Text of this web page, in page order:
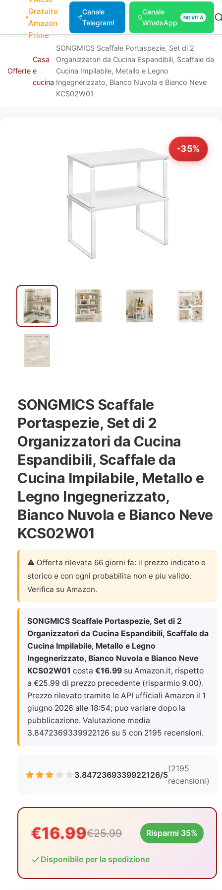
Gratuito
Amazon
Prime
Canale
Telegram!
Canale
WhatsApp
NOVITÀ
Offerte
Casa
e
cucina
SONGMICS Scaffale Portaspezie, Set di 2
Organizzatori da Cucina Espandibili, Scaffale da
Cucina Impilabile, Metallo e Legno
Ingegnerizzato, Bianco Nuvola e Bianco Neve
KCS02W01
-35%
SONGMICS Scaffale
Portaspezie, Set di 2
Organizzatori da Cucina
Espandibili, Scaffale da
Cucina Impilabile, Metallo e
Legno Ingegnerizzato,
Bianco Nuvola e Bianco Neve
KCS02W01
⚠️ Offerta rilevata 66 giorni fa: il prezzo indicato e
storico e con ogni probabilita non e piu valido.
Verifica su Amazon.
SONGMICS Scaffale Portaspezie, Set di 2
Organizzatori da Cucina Espandibili, Scaffale da
Cucina Impilabile, Metallo e Legno
Ingegnerizzato, Bianco Nuvola e Bianco Neve
KCS02W01 costa €16.99 su Amazon.it, rispetto
a €25.99 di prezzo precedente (risparmio 9.00).
Prezzo rilevato tramite le API ufficiali Amazon il 1
giugno 2026 alle 18:54; puo variare dopo la
pubblicazione. Valutazione media
3.8472369339922126 su 5 con 2195 recensioni.
3.8472369339922126/5
(2195
recensioni)
€16.99€25.99 Risparmi 35%
Disponibile per la spedizione